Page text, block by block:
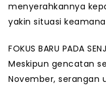
menyerahkannya
yakin situasi
FOKUS BARU PADA
Meskipun gencatan
November, serangan